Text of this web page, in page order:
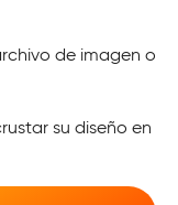
de imagen o
su diseño en